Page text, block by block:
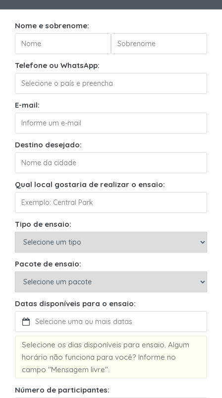
Nome e sobrenome:
Telefone ou WhatsApp:
E-mail:
Destino desejado:
Qual local gostaria de realizar o ensaio:
Tipo de ensaio:
Pacote de ensaio:
Datas disponíveis para o ensaio:
Selecione os dias disponíveis para ensaio. Algum
horário não funciona para você? Informe no
campo "Mensagem livre".
Número de participantes: